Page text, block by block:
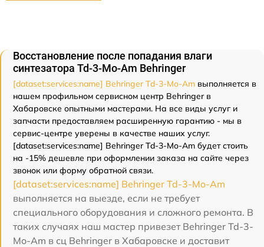
Восстановление после попадания влаги
синтезатора Td-3-Mo-Am Behringer
[dataset:services:name] Behringer Td-3-Mo-Am выполняется в
нашем профильном сервисном центр Behringer в
Хабаровске опытными мастерами. На все виды услуг и
запчасти предоставляем расширенную гарантию - мы в
сервис-центре уверены в качестве наших услуг.
[dataset:services:name] Behringer Td-3-Mo-Am будет стоить
на -15% дешевле при оформлении заказа на сайте через
звонок или форму обратной связи.
[dataset:services:name] Behringer Td-3-Mo-Am
выполняется на выезде, если не требует
специального оборудования и сложного ремонта. В
таких случаях наш мастер привезет Behringer Td-3-
Mo-Am в сц Behringer в Хабаровске и доставит